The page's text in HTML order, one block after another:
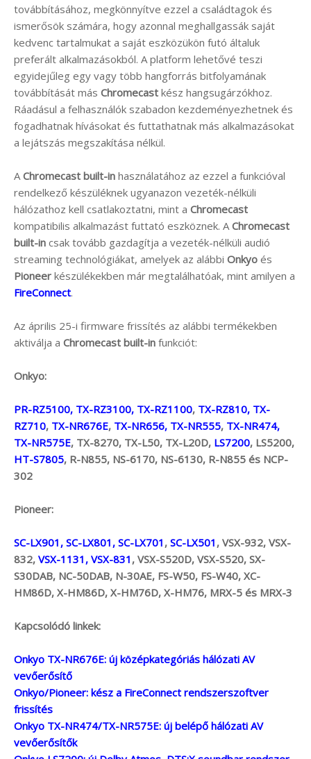
továbbításához, megkönnyítve ezzel a családtagok és
ismerősök számára, hogy azonnal meghallgassák saját
kedvenc tartalmukat a saját eszközükön futó általuk
preferált alkalmazásokból. A platform lehetővé teszi
egyidejűleg egy vagy több hangforrás bitfolyamának
továbbítását más Chromecast kész hangsugárzókhoz.
Ráadásul a felhasználók szabadon kezdeményezhetnek és
fogadhatnak hívásokat és futtathatnak más alkalmazásokat
a lejátszás megszakítása nélkül.
AChromecast built-in használatához az ezzel a funkcióval
rendelkező készüléknek ugyanazon vezeték-nélküli
hálózathoz kell csatlakoztatni, mint a Chromecast
kompatibilis alkalmazást futtató eszköznek. AChromecast
built-in csak tovább gazdagítja a vezeték-nélküli audió
streaming technológiákat, amelyek az alábbi Onkyo és
Pioneer készülékekben már megtalálhatóak, mint amilyen a
FireConnect.
Az április 25-i firmware frissítés az alábbi termékekben
aktiválja a Chromecast built-in funkciót:
Onkyo:
PR-RZ5100, TX-RZ3100, TX-RZ1100, TX-RZ810, TX-
RZ710, TX-NR676E, TX-NR656, TX-NR555, TX-NR474,
TX-NR575E, TX-8270, TX-L50, TX-L20D, LS7200, LS5200,
HT-S7805, R-N855, NS-6170, NS-6130, R-N855 és NCP-
302
Pioneer:
SC-LX901, SC-LX801, SC-LX701 , SC-LX501 , VSX-932, VSX-
832, VSX-1131, VSX-831 , VSX-S520D, VSX-S520, SX-
S30DAB, NC-50DAB, N-30AE, FS-W50, FS-W40, XC-
HM86D, X-HM86D, X-HM76D, X-HM76, MRX-5 és MRX-3
Kapcsolódó linkek:
Onkyo TX-NR676E: új középkategóriás hálózati AV
vevőerősítő
Onkyo/Pioneer: kész a FireConnect rendszerszoftver
frissítés
Onkyo TX-NR474/TX-NR575E: új belépő hálózati AV
vevőerősítők